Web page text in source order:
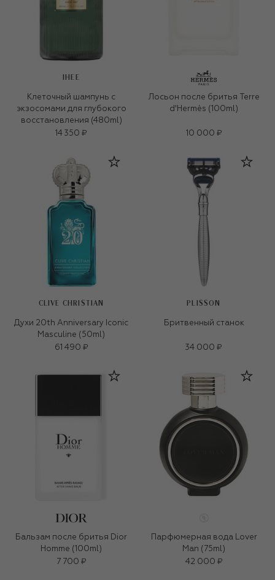
IHEE
Клеточный шампунь с
экзосомами для глубокого
восстановления (480ml)
14 350 ₽
Лосьон после бритья Terre
d'Hermès (100ml)
10 000 ₽
CLIVE CHRISTIAN
Духи 20th Anniversary Iconic
Masculine (50ml)
61 490 ₽
PLISSON
Бритвенный станок
34 000 ₽
Бальзам после бритья Dior
Homme (100ml)
7 700 ₽
Парфюмерная вода Lover
Man (75ml)
42 000 ₽